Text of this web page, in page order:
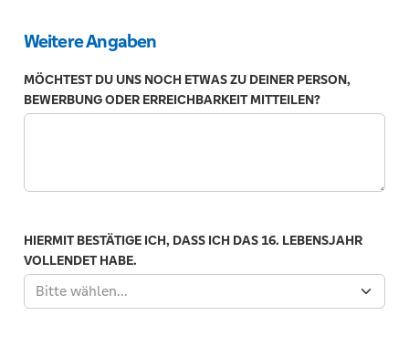
Weitere Angaben
MÖCHTEST DU UNS NOCH ETWAS ZU DEINER PERSON,
BEWERBUNG ODER ERREICHBARKEIT MITTEILEN?
HIERMIT BESTÄTIGE ICH, DASS ICH DAS 16. LEBENSJAHR
VOLLENDET HABE.
Bitte wählen...